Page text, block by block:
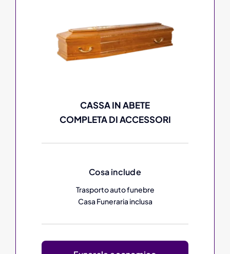
CASSA IN ABETE
COMPLETA DI ACCESSORI
Cosa include
Trasporto auto funebre
Casa Funeraria inclusa